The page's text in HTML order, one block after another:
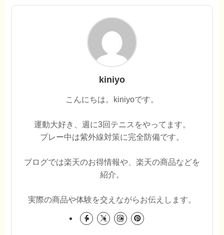
kiniyo
こんにちは。kiniyoです。
運動大好き、週に3回テニスをやってます。
プレー中は紫外線対策に完全防備です。
ブログでは楽天のお得情報や、楽天の商品などを
紹介。
実際の商品や体験を交えながらお伝えします。